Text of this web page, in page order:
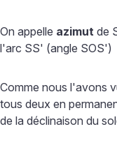
On appelle azimut de
l'arc SS' (angle SOS')
Comme nous l'avons
tous deux en
de la déclinaison du